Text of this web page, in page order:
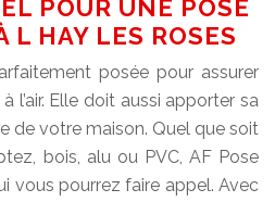
POUR UNE POSE
L HAY LES ROSES
posée pour assurer
l’air. Elle doit aussi apporter sa
de votre maison. Quel que soit
bois, alu ou PVC, AF Pose
vous pourrez faire appel. Avec